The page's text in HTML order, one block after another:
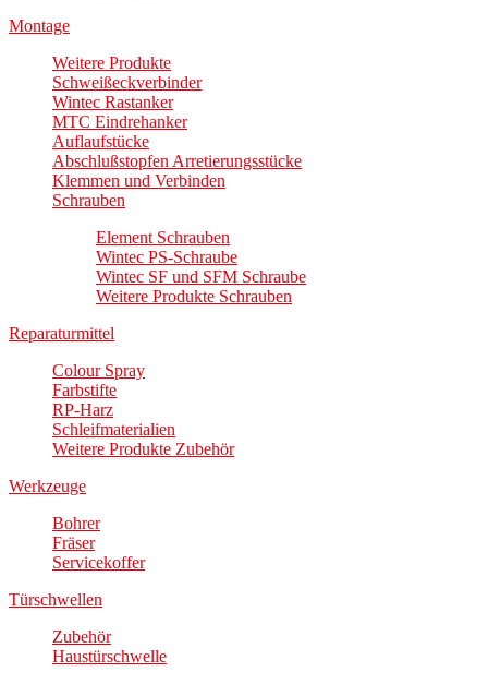
Montage
Weitere Produkte
Schweißeckverbinder
Wintec Rastanker
MTC Eindrehanker
Auflaufstücke
Abschlußstopfen Arretierungsstücke
Klemmen und Verbinden
Schrauben
Element Schrauben
Wintec PS-Schraube
Wintec SF und SFM Schraube
Weitere Produkte Schrauben
Reparaturmittel
Colour Spray
Farbstifte
RP-Harz
Schleifmaterialien
Weitere Produkte Zubehör
Werkzeuge
Bohrer
Fräser
Servicekoffer
Türschwellen
Zubehör
Haustürschwelle